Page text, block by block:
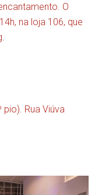
O
na loja 106, que
pio). Rua Viúva